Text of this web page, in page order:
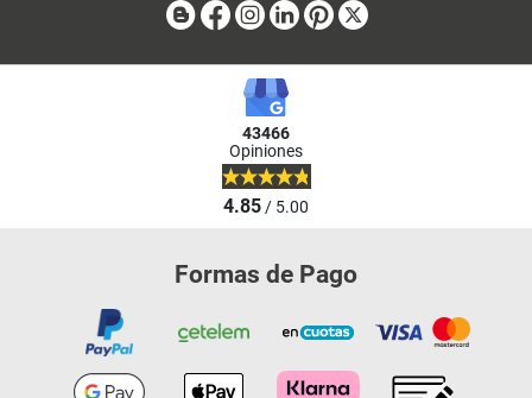
BlogFacebook
Instagram
LinkedinPinterest
43466
Opiniones
4.85/ 5.00
Formas de Pago